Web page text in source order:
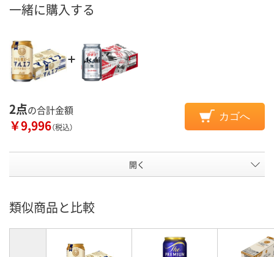
一緒に購入する
2点の合計金額
￥9,996（税込）
カゴへ
開く
類似商品と比較